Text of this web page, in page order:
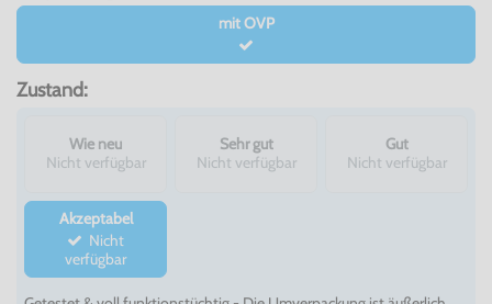
mit OVP
Zustand:
Wie neu
Nicht verfügbar
Sehr gut
Nicht verfügbar
Gut
Nicht verfügbar
Akzeptabel
verfügbar